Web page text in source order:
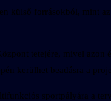
külső forrásokból, mint
tetejére, mivel azon
kerülhet beadásra a
sportpályára a